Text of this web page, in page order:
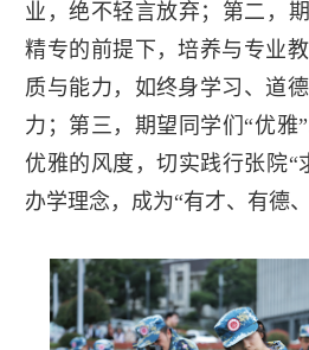
业，绝不轻言放弃；第二，
精专的前提下，培养与专业
质与能力，如终身学习、道
力；第三，期望同学们“优雅
优雅的风度，切实践行张院“
办学理念，成为“有才、有德